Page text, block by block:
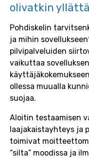
olivatkin
Pohdiskelin
ja mihin
pilvipalveluiden
vaikuttaa
ollessa muualla
suojaa.
Aloitin testaamisen
laajakaistayhteys ja
toimivat
“silta” moodissa ja